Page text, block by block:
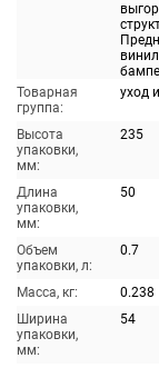
Товарная
группа:
уход
Высота
упаковки,
мм:
235
Длина
упаковки,
мм:
50
Объем
упаковки, л:
0.7
Масса, кг:
0.238
Ширина
упаковки,
мм:
54